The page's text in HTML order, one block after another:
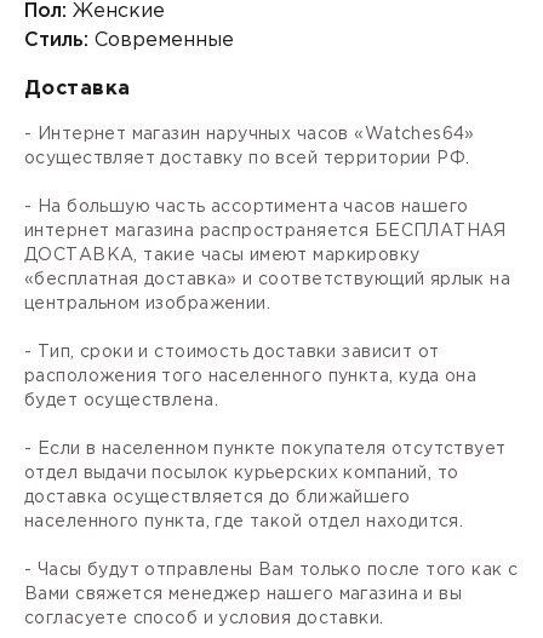
Пол: Женские
Стиль: Современные
Доставка
- Интернет магазин наручных часов «Watches64»
осуществляет доставку по всей территории РФ.
- На большую часть ассортимента часов нашего
интернет магазина распространяется БЕСПЛАТНАЯ
ДОСТАВКА, такие часы имеют маркировку
«бесплатная доставка» и соответствующий ярлык на
центральном изображении.
- Тип, сроки и стоимость доставки зависит от
расположения того населенного пункта, куда она
будет осуществлена.
- Если в населенном пункте покупателя отсутствует
отдел выдачи посылок курьерских компаний, то
доставка осуществляется до ближайшего
населенного пункта, где такой отдел находится.
- Часы будут отправлены Вам только после того как с
Вами свяжется менеджер нашего магазина и вы
согласуете способ и условия доставки.